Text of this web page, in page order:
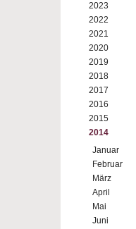
2023
2022
2021
2020
2019
2018
2017
2016
2015
2014
Januar
Februar
März
April
Mai
Juni